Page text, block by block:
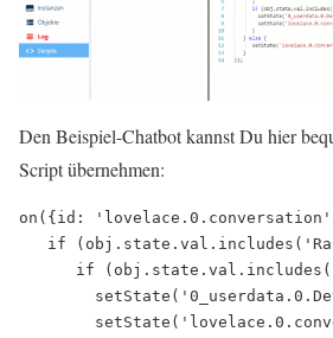
Den Beispiel-Chatbot kannst Du hier
Script übernehmen:
on({id:
if
if